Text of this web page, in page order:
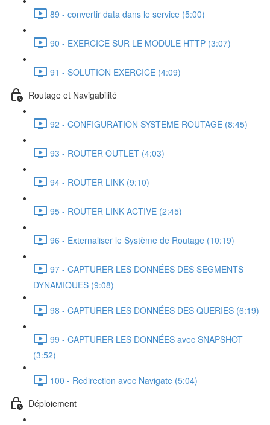
89 - convertir data dans le service (5:00)
90 - EXERCICE SUR LE MODULE HTTP (3:07)
91 - SOLUTION EXERCICE (4:09)
Routage et Navigabilité
92 - CONFIGURATION SYSTEME ROUTAGE (8:45)
93 - ROUTER OUTLET (4:03)
94 - ROUTER LINK (9:10)
95 - ROUTER LINK ACTIVE (2:45)
96 - Externaliser le Système de Routage (10:19)
97 - CAPTURER LES DONNÉES DES SEGMENTS
DYNAMIQUES (9:08)
98 - CAPTURER LES DONNÉES DES QUERIES (6:19)
99 - CAPTURER LES DONNÉES avec SNAPSHOT
(3:52)
100 - Redirection avec Navigate (5:04)
Déploiement